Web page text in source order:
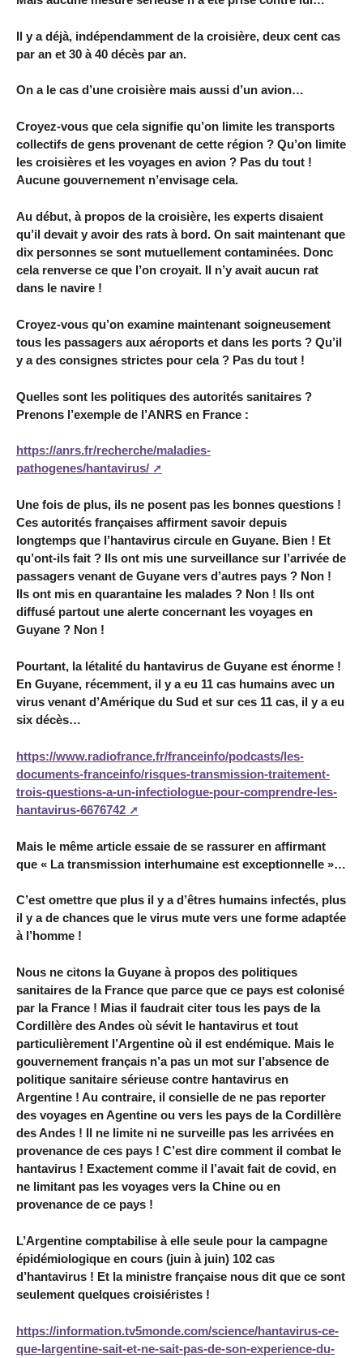
Il y a déjà, indépendamment de la croisière, deux cent cas
par an et 30 à 40 décès par an.
On a le cas d’une croisière mais aussi d’un avion…
Croyez-vous que cela signifie qu’on limite les transports
collectifs de gens provenant de cette région ? Qu’on limite
les croisières et les voyages en avion ? Pas du tout !
Aucune gouvernement n’envisage cela.
Au début, à propos de la croisière, les experts disaient
qu’il devait y avoir des rats à bord. On sait maintenant que
dix personnes se sont mutuellement contaminées. Donc
cela renverse ce que l’on croyait. Il n’y avait aucun rat
dans le navire !
Croyez-vous qu’on examine maintenant soigneusement
tous les passagers aux aéroports et dans les ports ? Qu’il
y a des consignes strictes pour cela ? Pas du tout !
Quelles sont les politiques des autorités sanitaires ?
Prenons l’exemple de l’ANRS en France :
https://anrs.fr/recherche/maladies-
pathogenes/hantavirus/
Une fois de plus, ils ne posent pas les bonnes questions !
Ces autorités françaises affirment savoir depuis
longtemps que l’hantavirus circule en Guyane. Bien ! Et
qu’ont-ils fait ? Ils ont mis une surveillance sur l’arrivée de
passagers venant de Guyane vers d’autres pays ? Non !
Ils ont mis en quarantaine les malades ? Non ! Ils ont
diffusé partout une alerte concernant les voyages en
Guyane ? Non !
Pourtant, la létalité du hantavirus de Guyane est énorme !
En Guyane, récemment, il y a eu 11 cas humains avec un
virus venant d’Amérique du Sud et sur ces 11 cas, il y a eu
six décès…
https://www.radiofrance.fr/franceinfo/podcasts/les-
documents-franceinfo/risques-transmission-traitement-
trois-questions-a-un-infectiologue-pour-comprendre-les-
hantavirus-6676742
Mais le même article essaie de se rassurer en affirmant
que « La transmission interhumaine est exceptionnelle »…
C’est omettre que plus il y a d’êtres humains infectés, plus
il y a de chances que le virus mute vers une forme adaptée
à l’homme !
Nous ne citons la Guyane à propos des politiques
sanitaires de la France que parce que ce pays est colonisé
par la France ! Mias il faudrait citer tous les pays de la
Cordillère des Andes où sévit le hantavirus et tout
particulièrement l’Argentine où il est endémique. Mais le
gouvernement français n’a pas un mot sur l’absence de
politique sanitaire sérieuse contre hantavirus en
Argentine ! Au contraire, il consielle de ne pas reporter
des voyages en Agentine ou vers les pays de la Cordillère
des Andes ! Il ne limite ni ne surveille pas les arrivées en
provenance de ces pays ! C’est dire comment il combat le
hantavirus ! Exactement comme il l’avait fait de covid, en
ne limitant pas les voyages vers la Chine ou en
provenance de ce pays !
L’Argentine comptabilise à elle seule pour la campagne
épidémiologique en cours (juin à juin) 102 cas
d’hantavirus ! Et la ministre française nous dit que ce sont
seulement quelques croisiéristes !
https://information.tv5monde.com/science/hantavirus-ce-
que-largentine-sait-et-ne-sait-pas-de-son-experience-du-